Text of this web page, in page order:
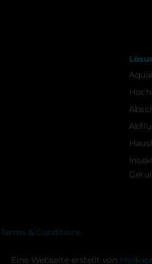
Terms & Conditions
Eine Webseite erstellt von